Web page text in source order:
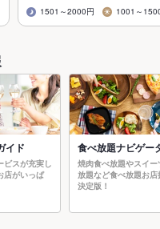
1501～2000円 1001～
イド
ビスが充実し
店がいっぱ
食べ放題ナビゲー
焼肉食べ放題やスイー
放題など食べ放題お店
決定版！